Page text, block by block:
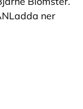
ner